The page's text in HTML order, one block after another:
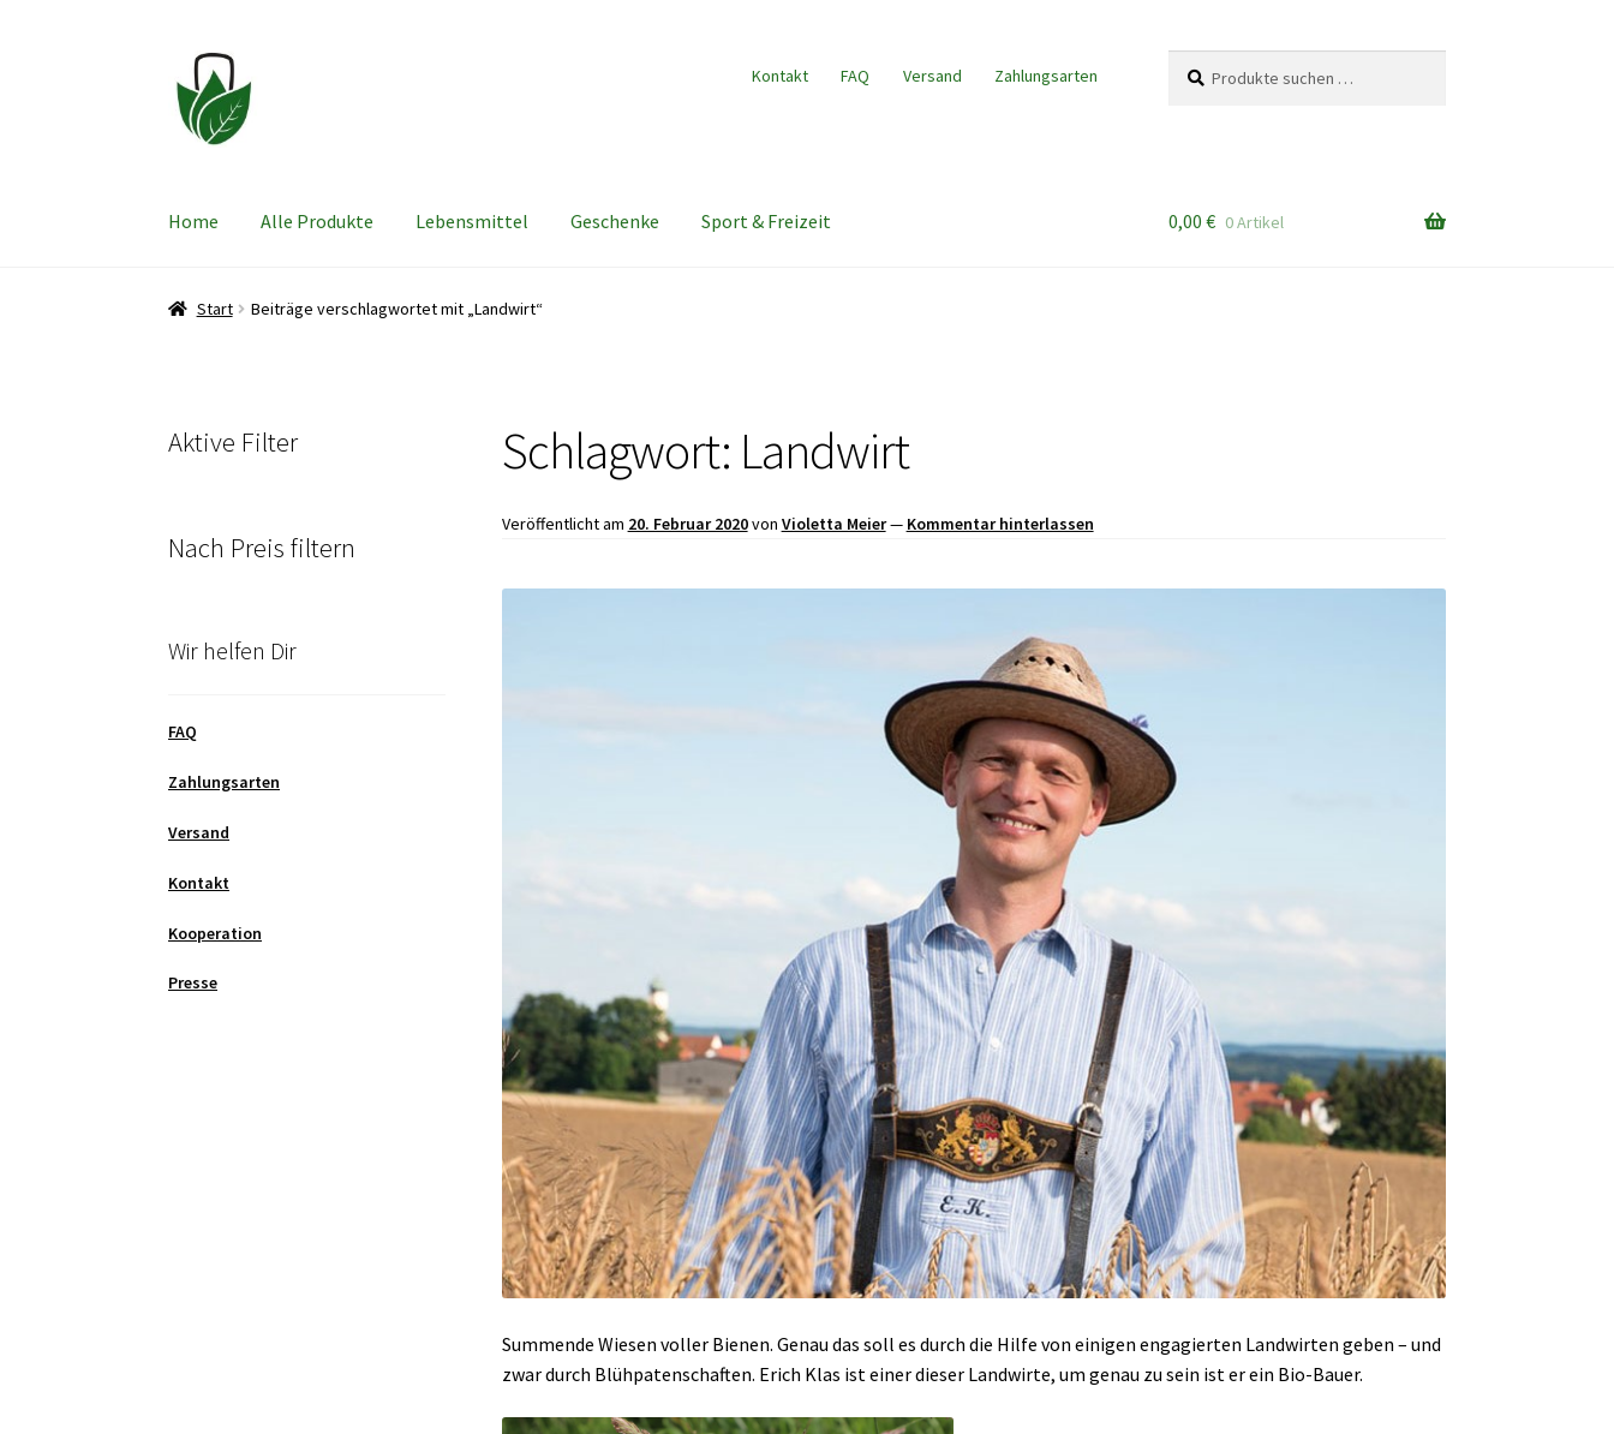
Zur
Navigation
springen
Zum
Inhalt
springen
Kontakt FAQ Versand Zahlungsarten
nach:
Home Alle Produkte Lebensmittel Geschenke Sport & Freizeit 0,00 € 0 Artikel
Start Beiträge verschlagwortet mit „Landwirt“
Schlagwort: Landwirt
Veröffentlicht am 20. Februar 2020von Violetta Meier— Kommentar hinterlassen
Summende Wiesen voller Bienen. Genau das soll es durch die Hilfe von einigen engagierten Landwirten geben – und
zwar durch Blühpatenschaften. Erich Klas ist einer dieser Landwirte, um genau zu sein ist er ein Bio-Bauer.
Aktive Filter
Nach Preis filtern
Wir helfen Dir
FAQ
Zahlungsarten
Versand
Kontakt
Kooperation
Presse